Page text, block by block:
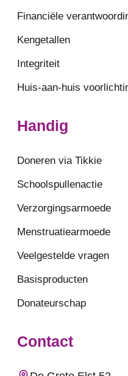
Financiële
Kengetallen
Integriteit
Huis-aan-huis
Handig
Doneren via Tikkie
Schoolspullenactie
Verzorgingsarmoede
Menstruatiearmoede
Veelgestelde vragen
Basisproducten
Donateurschap
Contact